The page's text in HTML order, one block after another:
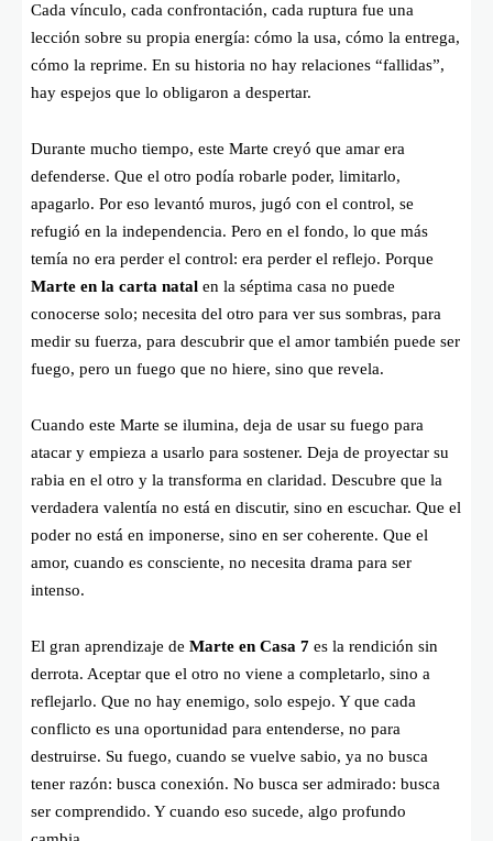
Cada vínculo, cada confrontación, cada ruptura fue una
lección sobre su propia energía: cómo la usa, cómo la entrega,
cómo la reprime. En su historia no hay relaciones “fallidas”,
hay espejos que lo obligaron a despertar.
Durante mucho tiempo, este Marte creyó que amar era
defenderse. Que el otro podía robarle poder, limitarlo,
apagarlo. Por eso levantó muros, jugó con el control, se
refugió en la independencia. Pero en el fondo, lo que más
temía no era perder el control: era perder el reflejo. Porque
Marte en la carta natal en la séptima casa no puede
conocerse solo; necesita del otro para ver sus sombras, para
medir su fuerza, para descubrir que el amor también puede ser
fuego, pero un fuego que no hiere, sino que revela.
Cuando este Marte se ilumina, deja de usar su fuego para
atacar y empieza a usarlo para sostener. Deja de proyectar su
rabia en el otro y la transforma en claridad. Descubre que la
verdadera valentía no está en discutir, sino en escuchar. Que el
poder no está en imponerse, sino en ser coherente. Que el
amor, cuando es consciente, no necesita drama para ser
intenso.
El gran aprendizaje de Marte en Casa 7 es la rendición sin
derrota. Aceptar que el otro no viene a completarlo, sino a
reflejarlo. Que no hay enemigo, solo espejo. Y que cada
conflicto es una oportunidad para entenderse, no para
destruirse. Su fuego, cuando se vuelve sabio, ya no busca
tener razón: busca conexión. No busca ser admirado: busca
ser comprendido. Y cuando eso sucede, algo profundo